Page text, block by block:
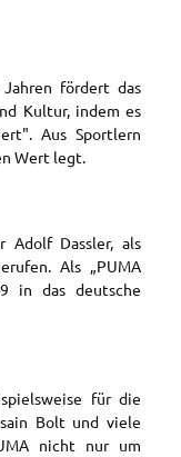
fördert das
Kultur, indem es
Aus Sportlern
Wert legt.
Adolf Dassler, als
Als „PUMA
in das deutsche
für die
Bolt und viele
nicht nur um